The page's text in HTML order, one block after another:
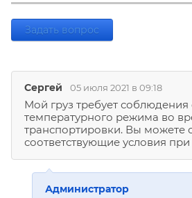
Задать вопрос
Сергей 05 июля 2021 в 09:18
Мой груз требует
температурного режима во
транспортировки. Вы можете
соответствующие условия
Администратор